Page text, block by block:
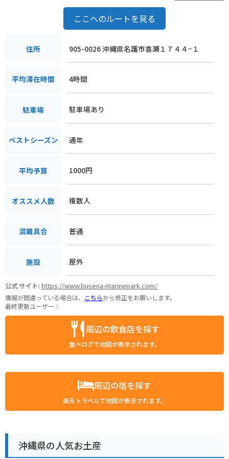
ここへのルートを見る
住所 905-0026 沖縄県名護市喜瀬１７４４−１
平均滞在時間 4時間
駐車場 駐車場あり
ベストシーズン 通年
平均予算 1000円
オススメ人数 複数人
混雑具合 普通
施設 屋外
公式サイト:https://www.busena-marinepark.com/
情報が間違っている場合は、 こちらから修正をお願いします。
最終更新ユーザー：
周辺の飲食店を探す
食べログで地図が表示されます。
周辺の宿を探す
楽天トラベルで地図が表示されます。
沖縄県の人気お土産